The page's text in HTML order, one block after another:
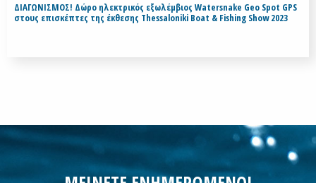
ΔΙΑΓΩΝΙΣΜΟΣ! Δώρο ηλεκτρικός εξωλέμβιος Watersnake Geo Spot GPS
στους επισκέπτες της έκθεσης Thessaloniki Boat & Fishing Show 2023